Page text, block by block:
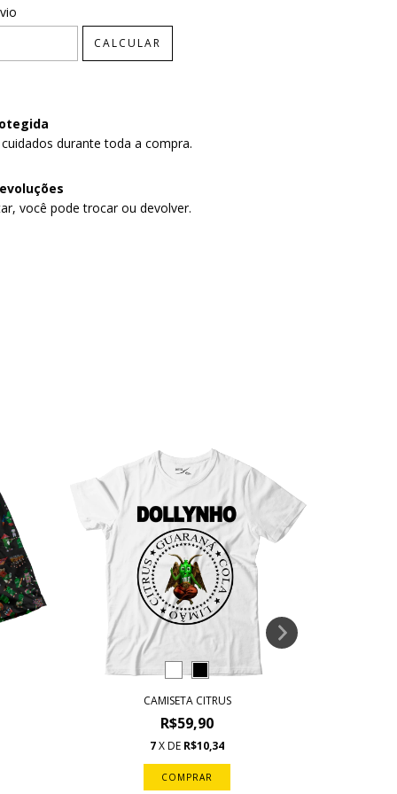
CALCULAR
durante toda a compra.
você pode trocar ou devolver.
CAMISETA CITRUS
R$59,90
7X DE R$10,34
COMPRAR